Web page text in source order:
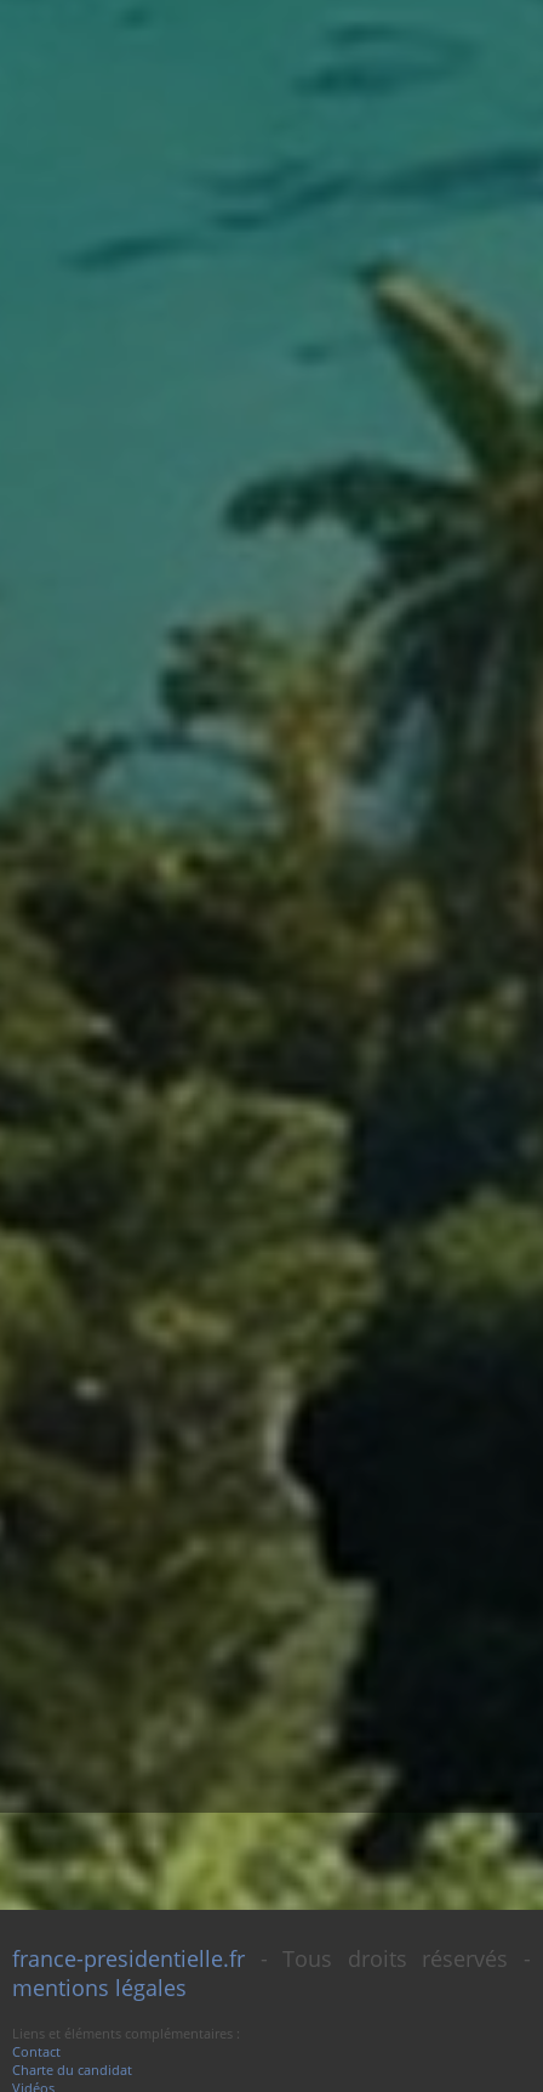
france-presidentielle.fr - Tous droits réservés -
mentions légales
Liens et éléments complémentaires :
Contact
Charte du candidat
Vidéos